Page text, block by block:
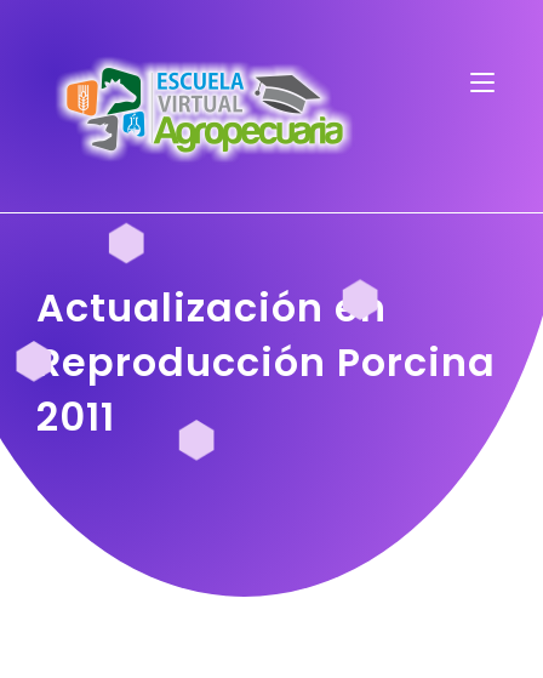
Actualización en
Reproducción Porcina
2011